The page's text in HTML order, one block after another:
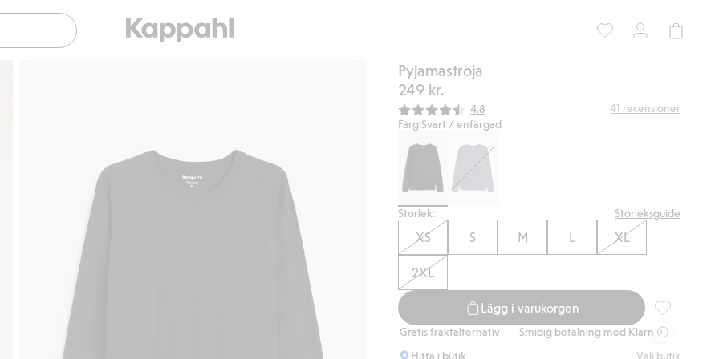
Pyjamaströja
249 kr.
Snittbetyg:
4.8 41 recensioner
Färg:Svart / enfärgad
Storlek: Storleksguide
XS S M L XL
2XL
Lägg i varukorgen
Smidig betalning med Klarna. Gratis fraktalternativ Smidig betalning med Klarna.
Gratis
Hitta i butik
Välj butik